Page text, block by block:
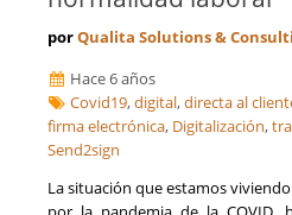
porQualita Solutions &
Hace 6 años
Covid19,digital,directa al
firma electrónica, Digitalización,
Send2sign
La situación que estamos